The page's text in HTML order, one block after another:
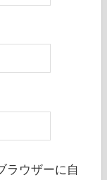
ラウザーに自